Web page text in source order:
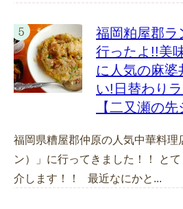
福岡粕屋郡ラ
行ったよ!!美
に人気の麻婆
い!日替わり
【二又瀬の先
福岡県糟屋郡仲原の人気中華料理
ン）」に行ってきました！！ と
介します！！ 最近なにかと...